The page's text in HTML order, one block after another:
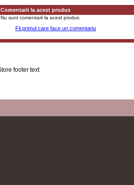
Comentarii la acest produs
Nu sunt comentarii la acest produs
Fii primul care face un comentariu